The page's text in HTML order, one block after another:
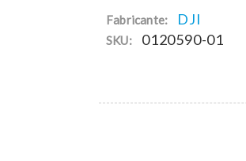
Fabricante: DJI
SKU: 0120590-01